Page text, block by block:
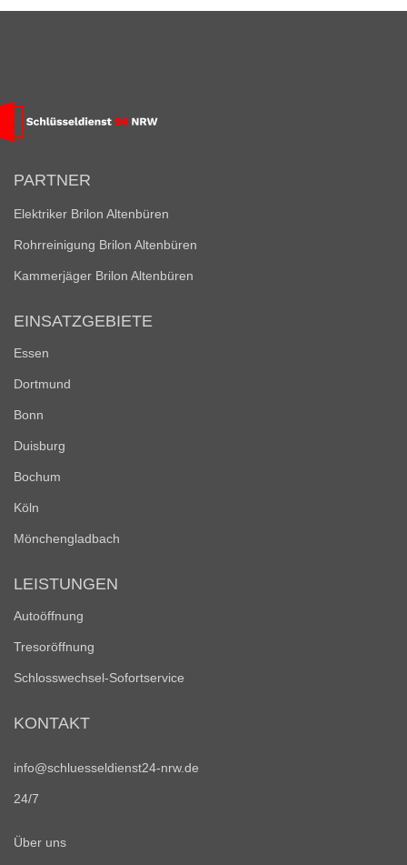
PARTNER
Elektriker Brilon Altenbüren
Rohrreinigung Brilon Altenbüren
Kammerjäger Brilon Altenbüren
EINSATZGEBIETE
Essen
Dortmund
Bonn
Duisburg
Bochum
Köln
Mönchengladbach
LEISTUNGEN
Autoöffnung
Tresoröffnung
Schlosswechsel-Sofortservice
KONTAKT
info@schluesseldienst24-nrw.de
24/7
Über uns